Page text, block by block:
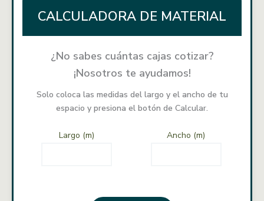
CALCULADORA DE MATERIAL
¿No sabes cuántas cajas cotizar?
¡Nosotros te ayudamos!
Solo coloca las medidas del largo y el ancho de tu
espacio y presiona el botón de Calcular.
Largo (m) Ancho (m)